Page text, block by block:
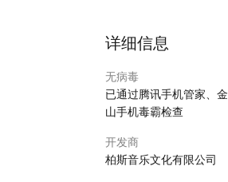
详细信息
无病毒
已通过腾讯手机管家、金
山手机毒霸检查
开发商
柏斯音乐文化有限公司